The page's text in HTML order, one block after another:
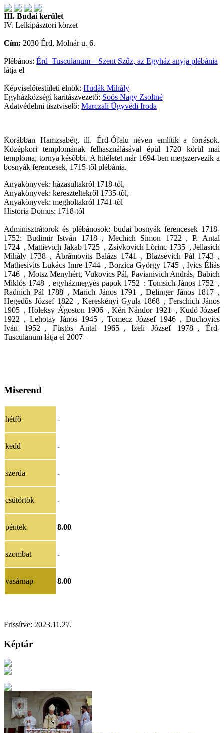
III. Budai kerület
IV. Lelkipásztori körzet
Cím: 2030 Érd, Molnár u. 6.
Plébános: Érd–Tusculanum – Szent Szűz, az Egyház anyja plébánia
látja el
Képviselőtestületi elnök: Hudák Mihály
Egyházközségi karitászvezető: Soós Nagy Zsoltné
Adatvédelmi tisztviselő: Marczali Ügyvédi Iroda
Korábban Hamzsabég, ill. Érd-Ófalu néven említik a források.
Középkori templomának felhasználásával épül 1720 körül mai
temploma, tornya késõbbi. A hitéletet már 1694-ben megszervezik a
bosnyák ferencesek, 1715-tõl plébánia.
Anyakönyvek: házasultakról 1718-tól,
Anyakönyvek: kereszteltekrõl 1735-tõl,
Anyakönyvek: megholtakról 1741-tõl
Historia Domus: 1718-tól
Adminisztrátorok és plébánosok: budai bosnyák ferencesek 1718-
1752: Budimir István 1718–, Mechich Simon 1722–, P. Antal
1724–, Mattievich Jakab 1725–, Zsivkovich Lõrinc 1735–, Jellasich
Mihály 1738–, Ábrámovits Balázs 1741–, Blazsevich Pál 1743–,
Mathesivits Lukács Imre 1744–, Borzica György 1745–, Ivics Éliás
1746–, Motsz Menyhért, Vukovics Pál, Pavianivich András, Babich
Miklós 1748–, egyházmegyés papok 1752–: Tomsich János 1752–,
Radnich Pál 1788–, Marich János 1791–, Delinger János 1817–,
Hegedûs József 1822–, Kereskényi Gyula 1868–, Ferschich János
1905–, Holeksy Ágoston 1906–, Kéri Nándor 1921–, Kudó József
1922–, Lehotay János 1945–, Tomecz József 1946–, Duchovics
Iván 1952–, Füstös Antal 1965–, Izeli József 1978–, Érd-
Tusculanum látja el 2007–
Miserend
hétfő -
kedd -
szerda -
csütörtök -
péntek 8.00
szombat -
vasárnap 8.00
Frissítve: 2023.11.27.
Képtár